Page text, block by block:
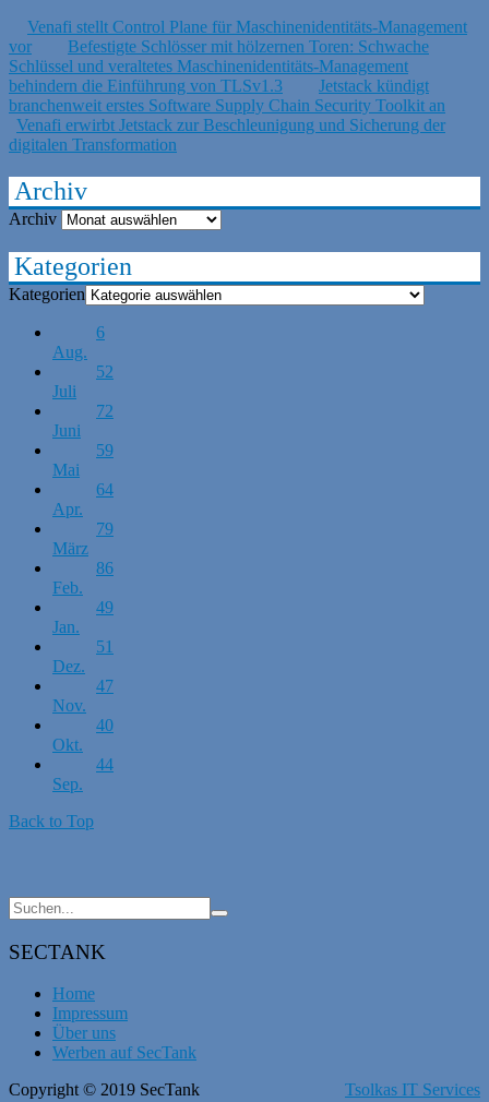
Venafi stellt Control Plane für Maschinenidentitäts-Management
vor
Befestigte Schlösser mit hölzernen Toren: Schwache
Schlüssel und veraltetes Maschinenidentitäts-Management
behindern die Einführung von TLSv1.3
Jetstack kündigt
branchenweit erstes Software Supply Chain Security Toolkit an
Venafi erwirbt Jetstack zur Beschleunigung und Sicherung der
digitalen Transformation
Archiv
Archiv
Kategorien
Kategorien
6
Aug.
52
Juli
72
Juni
59
Mai
64
Apr.
79
März
86
Feb.
49
Jan.
51
Dez.
47
Nov.
40
Okt.
44
Sep.
Back to Top
SECTANK
Home
Impressum
Über uns
Werben auf SecTank
Copyright © 2019 SecTank
Tsolkas IT Services